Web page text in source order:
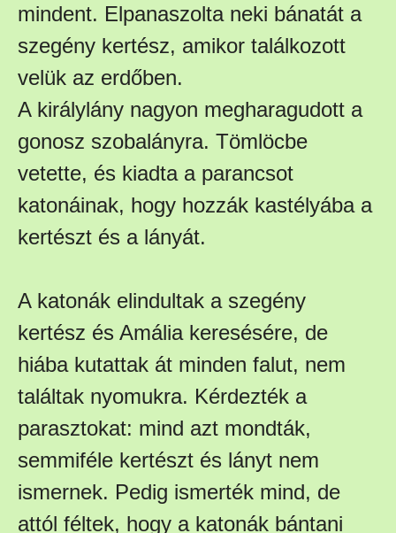
mindent. Elpanaszolta neki bánatát a
szegény kertész, amikor találkozott
velük az erdőben.
A királylány nagyon megharagudott a
gonosz szobalányra. Tömlöcbe
vetette, és kiadta a parancsot
katonáinak, hogy hozzák kastélyába a
kertészt és a lányát.
A katonák elindultak a szegény
kertész és Amália keresésére, de
hiába kutattak át minden falut, nem
találtak nyomukra. Kérdezték a
parasztokat: mind azt mondták,
semmiféle kertészt és lányt nem
ismernek. Pedig ismerték mind, de
attól féltek, hogy a katonák bántani